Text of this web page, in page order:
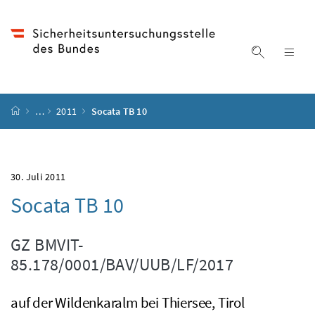
Suche
Startseite
… 2011 Socata TB 10
30. Juli 2011
Socata TB 10
GZ BMVIT-
85.178/0001/BAV/UUB/LF/2017
auf der Wildenkaralm bei Thiersee, Tirol